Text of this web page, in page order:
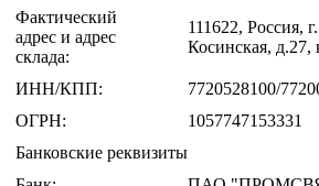
Фактический
адрес и адрес
склада:
111622, Россия,
Косинская, д.27,
ИНН/КПП:
7720528100/
ОГРН:
1057747153331
Банковские реквизиты